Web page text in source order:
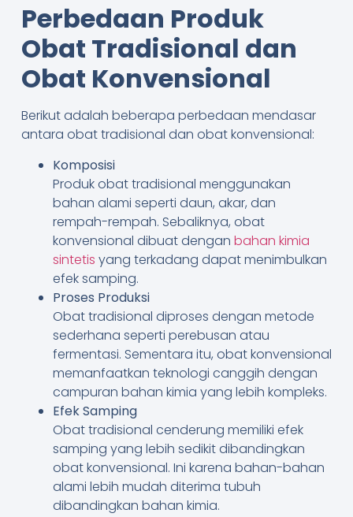
Perbedaan Produk
Obat Tradisional dan
Obat Konvensional
Berikut adalah beberapa perbedaan mendasar
antara obat tradisional dan obat konvensional:
Komposisi
Produk obat tradisional menggunakan
bahan alami seperti daun, akar, dan
rempah-rempah. Sebaliknya, obat
konvensional dibuat dengan bahan kimia
sintetis yang terkadang dapat menimbulkan
efek samping.
Proses Produksi
Obat tradisional diproses dengan metode
sederhana seperti perebusan atau
fermentasi. Sementara itu, obat konvensional
memanfaatkan teknologi canggih dengan
campuran bahan kimia yang lebih kompleks.
Efek Samping
Obat tradisional cenderung memiliki efek
samping yang lebih sedikit dibandingkan
obat konvensional. Ini karena bahan-bahan
alami lebih mudah diterima tubuh
dibandingkan bahan kimia.